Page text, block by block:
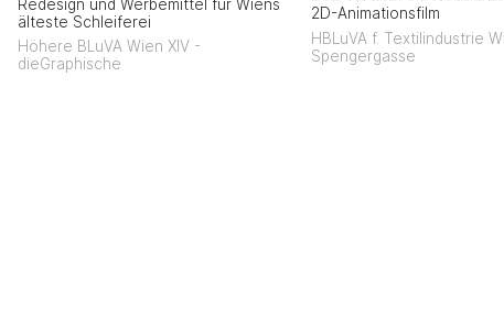
Redesign und Werbemittel für Wiens
älteste Schleiferei
Höhere BLuVA Wien XIV -
dieGraphische
2D-Animationsfilm
HBLuVA f. Textilindustrie
Spengergasse